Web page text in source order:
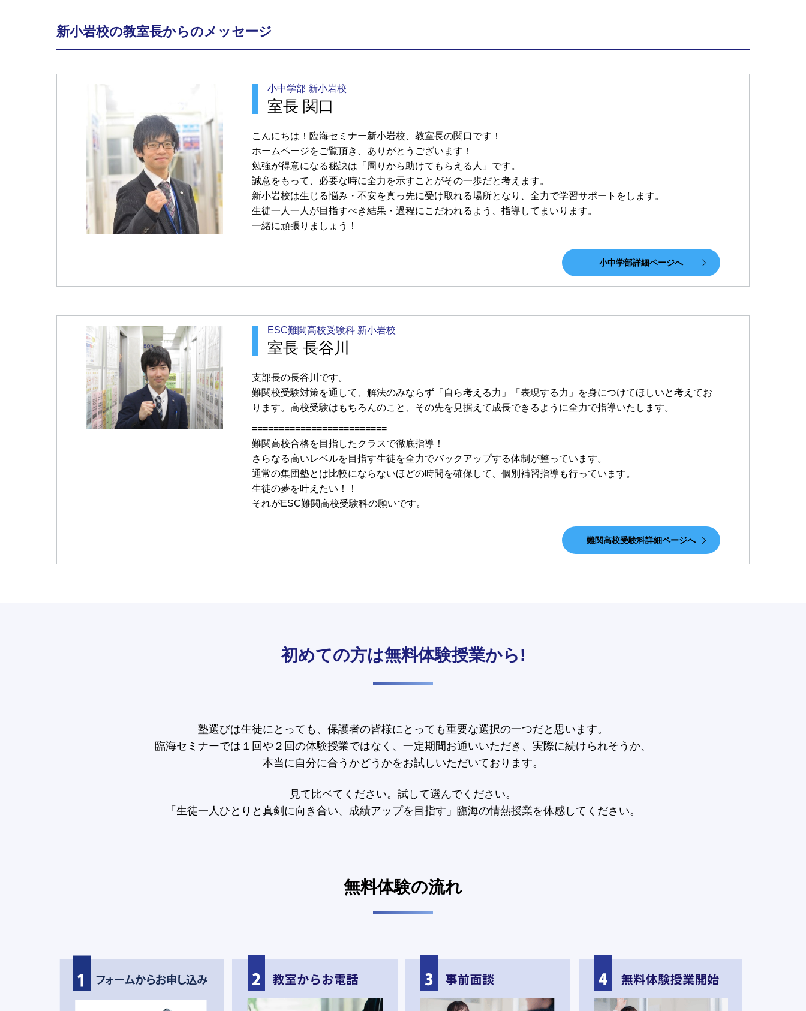
新小岩校の教室長からのメッセージ
小中学部 新小岩校
室長 関口
こんにちは！臨海セミナー新小岩校、教室長の関口です！
ホームページをご覧頂き、ありがとうございます！
勉強が得意になる秘訣は「周りから助けてもらえる人」です。
誠意をもって、必要な時に全力を示すことがその一歩だと考えます。
新小岩校は生じる悩み・不安を真っ先に受け取れる場所となり、全力で学習サポートをします。
生徒一人一人が目指すべき結果・過程にこだわれるよう、指導してまいります。
一緒に頑張りましょう！
小中学部詳細ページへ
ESC難関高校受験科 新小岩校
室長 長谷川
支部長の長谷川です。
難関校受験対策を通して、解法のみならず「自ら考える力」「表現する力」を身につけてほしいと考えてお
ります。高校受験はもちろんのこと、その先を見据えて成長できるように全力で指導いたします。
=========================
難関高校合格を目指したクラスで徹底指導！
さらなる高いレベルを目指す生徒を全力でバックアップする体制が整っています。
通常の集団塾とは比較にならないほどの時間を確保して、個別補習指導も行っています。
生徒の夢を叶えたい！！
それがESC難関高校受験科の願いです。
難関高校受験科詳細ページへ
初めての方は無料体験授業から!
塾選びは生徒にとっても、保護者の皆様にとっても重要な選択の一つだと思います。
臨海セミナーでは１回や２回の体験授業ではなく、一定期間お通いいただき、実際に続けられそうか、
本当に自分に合うかどうかをお試しいただいております。
見て比ベてください。試して選んでください。
「生徒一人ひとりと真剣に向き合い、成績アップを目指す」臨海の情熱授業を体感してください。
無料体験の流れ